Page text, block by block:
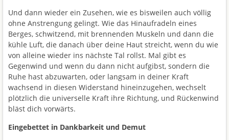
Und dann wieder ein Zusehen, wie es bisweilen auch völlig
ohne Anstrengung gelingt. Wie das Hinaufradeln eines
Berges, schwitzend, mit brennenden Muskeln und dann die
kühle Luft, die danach über deine Haut streicht, wenn du wie
von alleine wieder ins nächste Tal rollst. Mal gibt es
Gegenwind und wenn du dann nicht aufgibst, sondern die
Ruhe hast abzuwarten, oder langsam in deiner Kraft
wachsend in diesen Widerstand hineinzugehen, wechselt
plötzlich die universelle Kraft ihre Richtung, und Rückenwind
bläst dich vorwärts.
Eingebettet in Dankbarkeit und Demut